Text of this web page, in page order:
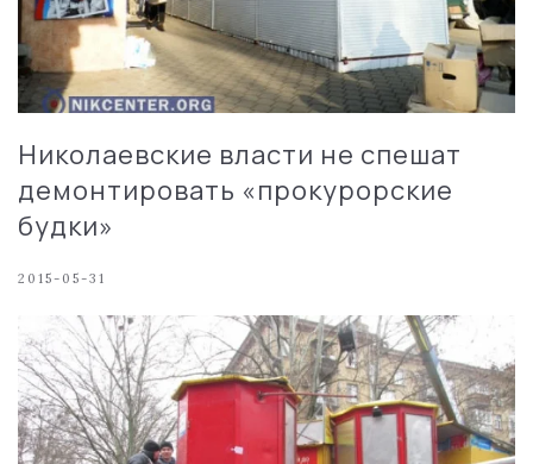
Николаевские власти не спешат
демонтировать «прокурорские
будки»
2015-05-31